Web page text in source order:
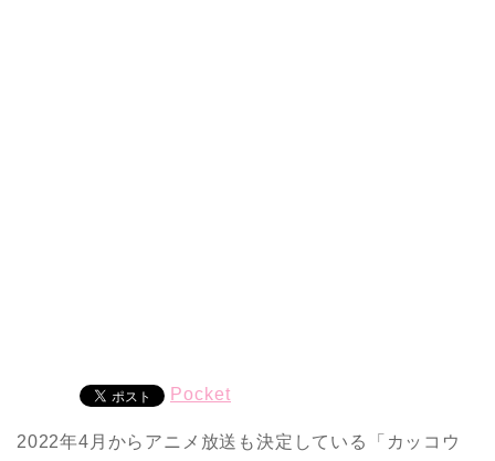
Pocket
2022年4月からアニメ放送も決定している「カッコウ